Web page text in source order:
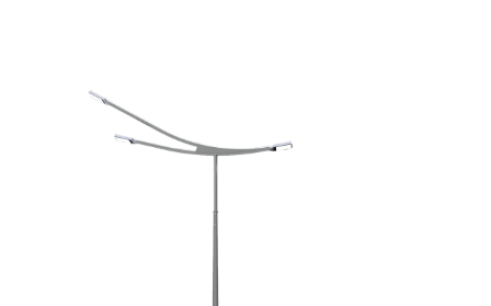
+375 29 315 59 20
8 (017) 373 96 69